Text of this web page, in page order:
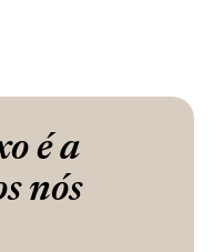
é a
nós